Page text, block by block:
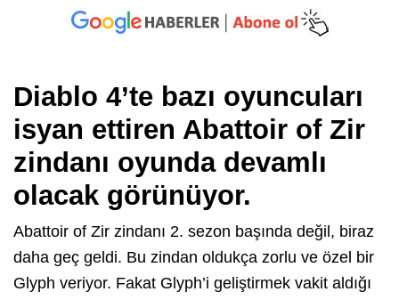
Diablo 4’te bazı oyuncuları
isyan ettiren Abattoir of Zir
zindanı oyunda devamlı
olacak görünüyor.
Abattoir of Zir zindanı 2. sezon başında değil, biraz
daha geç geldi. Bu zindan oldukça zorlu ve özel bir
Glyph veriyor. Fakat Glyph’i geliştirmek vakit aldığı